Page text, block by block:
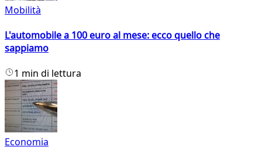
Mobilità
L'automobile a 100 euro al mese: ecco quello che
sappiamo
1 min di lettura
Economia